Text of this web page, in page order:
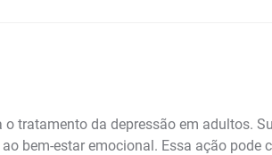
tratamento da depressão em adultos.
bem-estar emocional. Essa ação pode